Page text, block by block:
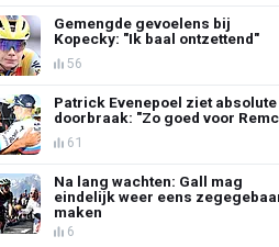
Gemengde gevoelens bij
Kopecky: "Ik baal ontzettend"
56
Patrick Evenepoel ziet absolute
doorbraak: "Zo goed voor
61
Na lang wachten: Gall mag
eindelijk weer eens
maken
6